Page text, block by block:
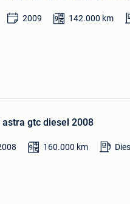
2009 142.000 km
astra gtc diesel 2008
160.000 km